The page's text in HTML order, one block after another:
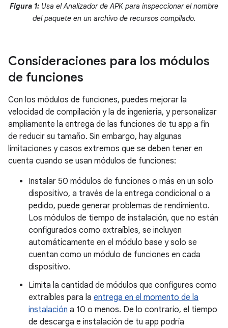
Figura 1: Usa el Analizador de APK para inspeccionar el nombre
del paquete en un archivo de recursos compilado.
Consideraciones para los módulos
de funciones
Con los módulos de funciones, puedes mejorar la
velocidad de compilación y la de ingeniería, y personalizar
ampliamente la entrega de las funciones de tu app a fin
de reducir su tamaño. Sin embargo, hay algunas
limitaciones y casos extremos que se deben tener en
cuenta cuando se usan módulos de funciones:
Instalar 50 módulos de funciones o más en un solo
dispositivo, a través de la entrega condicional o a
pedido, puede generar problemas de rendimiento.
Los módulos de tiempo de instalación, que no están
configurados como extraíbles, se incluyen
automáticamente en el módulo base y solo se
cuentan como un módulo de funciones en cada
dispositivo.
Limita la cantidad de módulos que configures como
extraíbles para la entrega en el momento de la
instalación a 10 o menos. De lo contrario, el tiempo
de descarga e instalación de tu app podría